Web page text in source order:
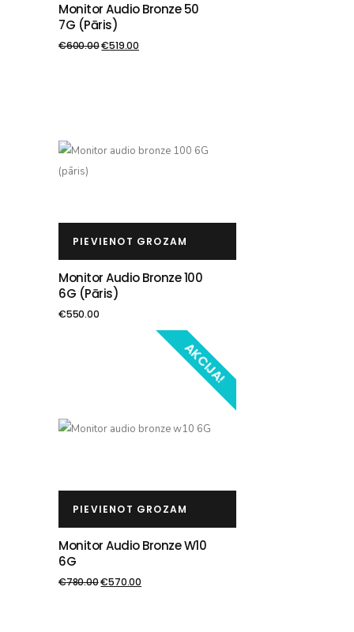
Monitor Audio Bronze 50
7G (pāris)
€600.00€519.00
PIEVIENOT GROZAM
Monitor Audio Bronze 100
6G (pāris)
€550.00
AKCIJA!
PIEVIENOT GROZAM
Monitor Audio Bronze W10
6G
€780.00€570.00